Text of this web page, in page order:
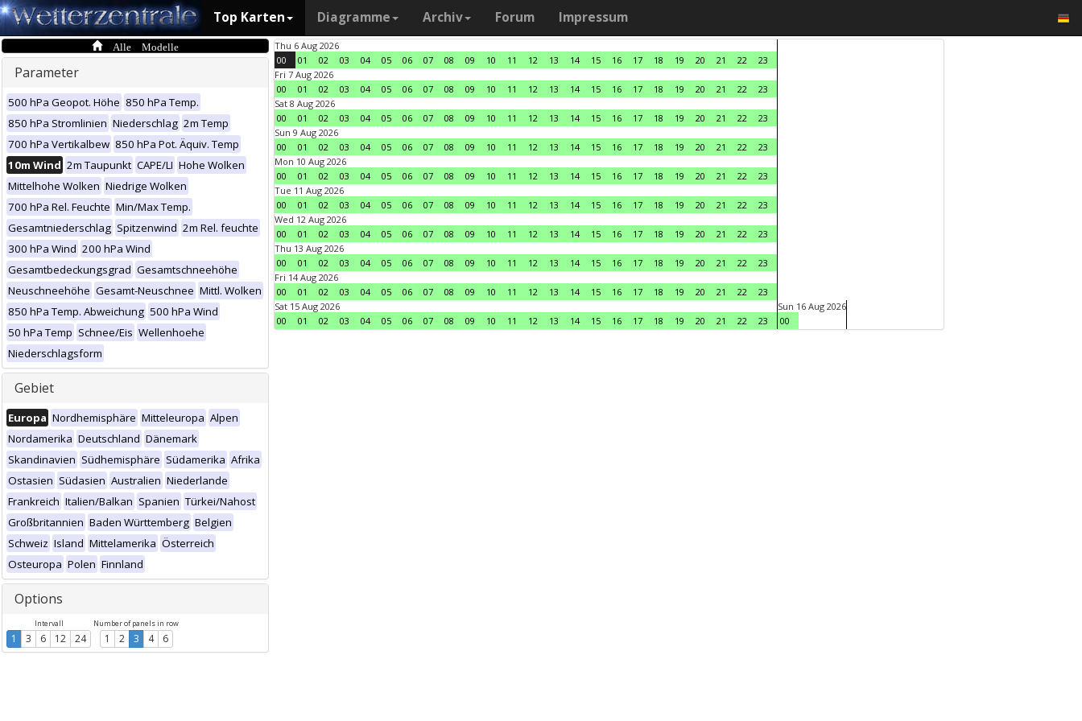
Top Karten Diagramme Archiv Forum Impressum
Alle Modelle
Parameter
500 hPa Geopot. Höhe 850 hPa Temp.
850 hPa Stromlinien Niederschlag 2m Temp
700 hPa Vertikalbew 850 hPa Pot. Äquiv. Temp
10m Wind 2m Taupunkt CAPE/LI Hohe Wolken
Mittelhohe Wolken Niedrige Wolken
700 hPa Rel. Feuchte Min/Max Temp.
Gesamtniederschlag Spitzenwind 2m Rel. feuchte
300 hPa Wind 200 hPa Wind
Gesamtbedeckungsgrad Gesamtschneehöhe
Neuschneehöhe Gesamt-Neuschnee Mittl. Wolken
850 hPa Temp. Abweichung 500 hPa Wind
50 hPa Temp Schnee/Eis Wellenhoehe
Niederschlagsform
Gebiet
Europa Nordhemisphäre Mitteleuropa Alpen
Nordamerika Deutschland Dänemark
Skandinavien Südhemisphäre Südamerika Afrika
Ostasien Südasien Australien Niederlande
Frankreich Italien/Balkan Spanien Türkei/Nahost
Großbritannien Baden Württemberg Belgien
Schweiz Island Mittelamerika Österreich
Osteuropa Polen Finnland
Options
Intervall
1 3 6 12 24
Number of panels in row
1 2 3 4 6
Thu 6 Aug 2026
00
01 02 03 04 05 06 07 08 09 10 11 12 13 14 15 16 17 18 19 20 21 22
23
Fri 7 Aug 2026
00
01 02 03 04 05 06 07 08 09 10 11 12 13 14 15 16 17 18 19 20 21 22
23
Sat 8 Aug 2026
00
01 02 03 04 05 06 07 08 09 10 11 12 13 14 15 16 17 18 19 20 21 22
23
Sun 9 Aug 2026
00
01 02 03 04 05 06 07 08 09 10 11 12 13 14 15 16 17 18 19 20 21 22
23
Mon 10 Aug 2026
00
01 02 03 04 05 06 07 08 09 10 11 12 13 14 15 16 17 18 19 20 21 22
23
Tue 11 Aug 2026
00
01 02 03 04 05 06 07 08 09 10 11 12 13 14 15 16 17 18 19 20 21 22
23
Wed 12 Aug 2026
00
01 02 03 04 05 06 07 08 09 10 11 12 13 14 15 16 17 18 19 20 21 22
23
Thu 13 Aug 2026
00
01 02 03 04 05 06 07 08 09 10 11 12 13 14 15 16 17 18 19 20 21 22
23
Fri 14 Aug 2026
00
01 02 03 04 05 06 07 08 09 10 11 12 13 14 15 16 17 18 19 20 21 22
23
Sat 15 Aug 2026
00
01 02 03 04 05 06 07 08 09 10 11 12 13 14 15 16 17 18 19 20 21 22 23
Sun 16 Aug 2026
00